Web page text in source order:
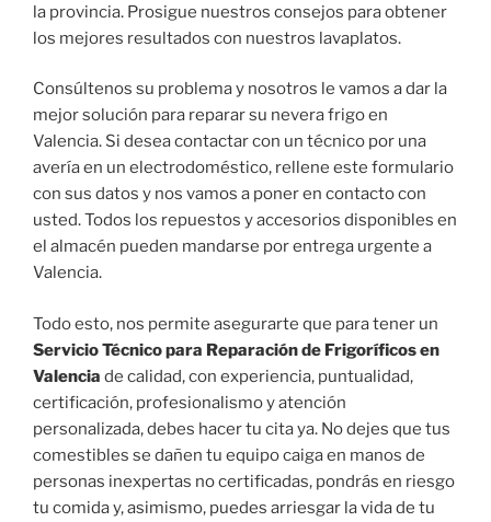
la provincia. Prosigue nuestros consejos para obtener
los mejores resultados con nuestros lavaplatos.
Consúltenos su problema y nosotros le vamos a dar la
mejor solución para reparar su nevera frigo en
Valencia. Si desea contactar con un técnico por una
avería en un electrodoméstico, rellene este formulario
con sus datos y nos vamos a poner en contacto con
usted. Todos los repuestos y accesorios disponibles en
el almacén pueden mandarse por entrega urgente a
Valencia.
Todo esto, nos permite asegurarte que para tener un
Servicio Técnico para Reparación de Frigoríficos en
Valencia de calidad, con experiencia, puntualidad,
certificación, profesionalismo y atención
personalizada, debes hacer tu cita ya. No dejes que tus
comestibles se dañen tu equipo caiga en manos de
personas inexpertas no certificadas, pondrás en riesgo
tu comida y, asimismo, puedes arriesgar la vida de tu